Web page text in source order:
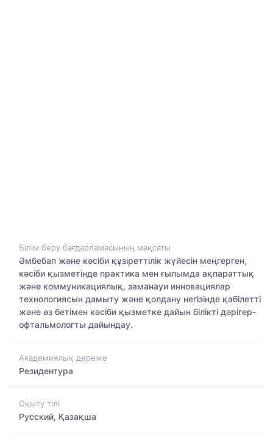
Білім беру бағдарламасының мақсаты
Әмбебап және кәсіби құзіреттілік жүйесін меңгерген,
кәсіби қызметінде практика мен ғылымда ақпараттық
және коммуникациялық, заманауи инновациялар
технологиясын дамыту және қолдану негізінде қабілетті
және өз бетімен кәсіби қызметке дайын білікті дәрігер-
офтальмологты дайындау.
Академиялық дәреже
Резидентура
Оқыту тілі
Русский, Қазақша